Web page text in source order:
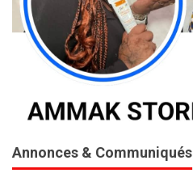
Annonces & Communiqués